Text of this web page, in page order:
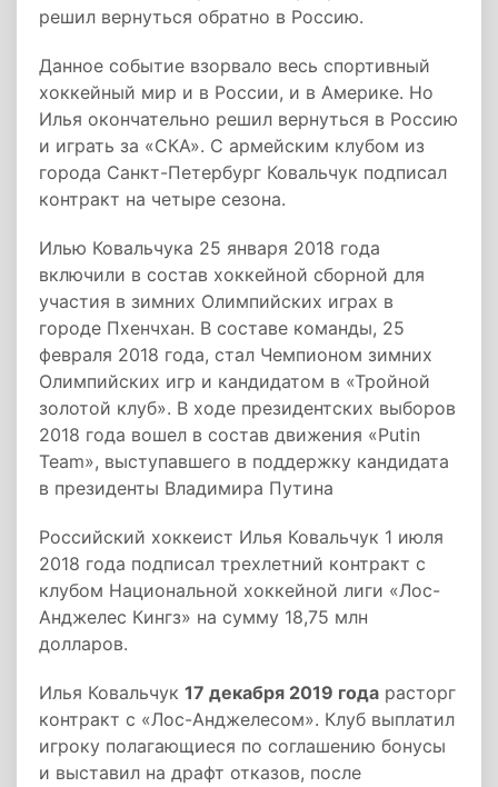
решил вернуться обратно в Россию.
Данное событие взорвало весь спортивный
хоккейный мир и в России, и в Америке. Но
Илья окончательно решил вернуться в Россию
и играть за «СКА». С армейским клубом из
города Санкт-Петербург Ковальчук подписал
контракт на четыре сезона.
Илью Ковальчука 25 января 2018 года
включили в состав хоккейной сборной для
участия в зимних Олимпийских играх в
городе Пхенчхан. В составе команды, 25
февраля 2018 года, стал Чемпионом зимних
Олимпийских игр и кандидатом в «Тройной
золотой клуб». В ходе президентских выборов
2018 года вошел в состав движения «Putin
Team», выступавшего в поддержку кандидата
в президенты Владимира Путина
Российский хоккеист Илья Ковальчук 1 июля
2018 года подписал трехлетний контракт с
клубом Национальной хоккейной лиги «Лос-
Анджелес Кингз» на сумму 18,75 млн
долларов.
Илья Ковальчук 17 декабря 2019 года расторг
контракт с «Лос-Анджелесом». Клуб выплатил
игроку полагающиеся по соглашению бонусы
и выставил на драфт отказов, после